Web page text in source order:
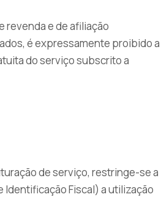
revenda e de afiliação
é expressamente proibido a
do serviço subscrito a
de serviço, restringe-se a
Identificação Fiscal) a utilização